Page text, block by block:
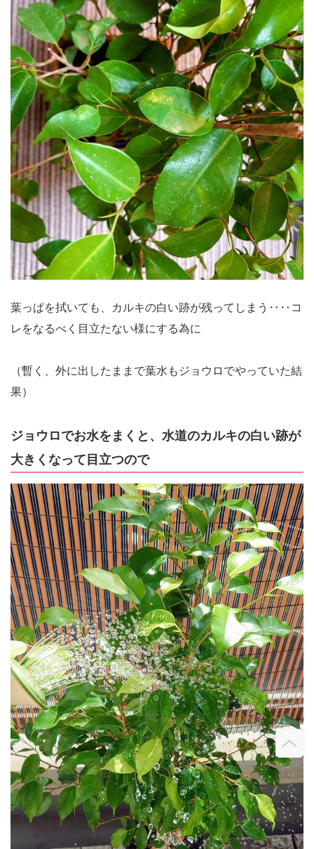
葉っぱを拭いても、カルキの白い跡が残ってしまう‥‥コ
レをなるべく目立たない様にする為に
（暫く、外に出したままで葉水もジョウロでやっていた結
果）
ジョウロでお水をまくと、水道のカルキの白い跡が
大きくなって目立つので